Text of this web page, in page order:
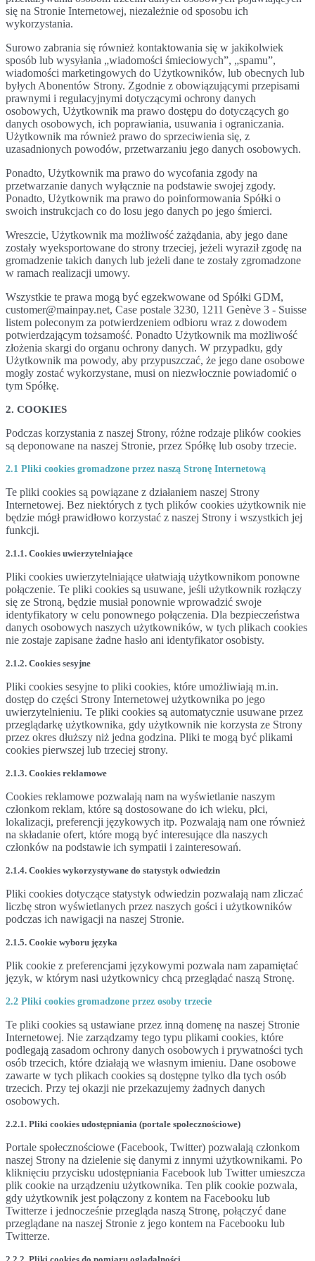
się na Stronie Internetowej, niezależnie od sposobu ich
wykorzystania.
Surowo zabrania się również kontaktowania się w jakikolwiek
sposób lub wysyłania „wiadomości śmieciowych”, „spamu”,
wiadomości marketingowych do Użytkowników, lub obecnych lub
byłych Abonentów Strony. Zgodnie z obowiązującymi przepisami
prawnymi i regulacyjnymi dotyczącymi ochrony danych
osobowych, Użytkownik ma prawo dostępu do dotyczących go
danych osobowych, ich poprawiania, usuwania i ograniczania.
Użytkownik ma również prawo do sprzeciwienia się, z
uzasadnionych powodów, przetwarzaniu jego danych osobowych.
Ponadto, Użytkownik ma prawo do wycofania zgody na
przetwarzanie danych wyłącznie na podstawie swojej zgody.
Ponadto, Użytkownik ma prawo do poinformowania Spółki o
swoich instrukcjach co do losu jego danych po jego śmierci.
Wreszcie, Użytkownik ma możliwość zażądania, aby jego dane
zostały wyeksportowane do strony trzeciej, jeżeli wyraził zgodę na
gromadzenie takich danych lub jeżeli dane te zostały zgromadzone
w ramach realizacji umowy.
Wszystkie te prawa mogą być egzekwowane od Spółki GDM,
customer@mainpay.net, Case postale 3230, 1211 Genève 3 - Suisse
listem poleconym za potwierdzeniem odbioru wraz z dowodem
potwierdzającym tożsamość. Ponadto Użytkownik ma możliwość
złożenia skargi do organu ochrony danych. W przypadku, gdy
Użytkownik ma powody, aby przypuszczać, że jego dane osobowe
mogły zostać wykorzystane, musi on niezwłocznie powiadomić o
tym Spółkę.
2. COOKIES
Podczas korzystania z naszej Strony, różne rodzaje plików cookies
są deponowane na naszej Stronie, przez Spółkę lub osoby trzecie.
2.1 Pliki cookies gromadzone przez naszą Stronę Internetową
Te pliki cookies są powiązane z działaniem naszej Strony
Internetowej. Bez niektórych z tych plików cookies użytkownik nie
będzie mógł prawidłowo korzystać z naszej Strony i wszystkich jej
funkcji.
2.1.1. Cookies uwierzytelniające
Pliki cookies uwierzytelniające ułatwiają użytkownikom ponowne
połączenie. Te pliki cookies są usuwane, jeśli użytkownik rozłączy
się ze Stroną, będzie musiał ponownie wprowadzić swoje
identyfikatory w celu ponownego połączenia. Dla bezpieczeństwa
danych osobowych naszych użytkowników, w tych plikach cookies
nie zostaje zapisane żadne hasło ani identyfikator osobisty.
2.1.2. Cookies sesyjne
Pliki cookies sesyjne to pliki cookies, które umożliwiają m.in.
dostęp do części Strony Internetowej użytkownika po jego
uwierzytelnieniu. Te pliki cookies są automatycznie usuwane przez
przeglądarkę użytkownika, gdy użytkownik nie korzysta ze Strony
przez okres dłuższy niż jedna godzina. Pliki te mogą być plikami
cookies pierwszej lub trzeciej strony.
2.1.3. Cookies reklamowe
Cookies reklamowe pozwalają nam na wyświetlanie naszym
członkom reklam, które są dostosowane do ich wieku, płci,
lokalizacji, preferencji językowych itp. Pozwalają nam one również
na składanie ofert, które mogą być interesujące dla naszych
członków na podstawie ich sympatii i zainteresowań.
2.1.4. Cookies wykorzystywane do statystyk odwiedzin
Pliki cookies dotyczące statystyk odwiedzin pozwalają nam zliczać
liczbę stron wyświetlanych przez naszych gości i użytkowników
podczas ich nawigacji na naszej Stronie.
2.1.5. Cookie wyboru języka
Plik cookie z preferencjami językowymi pozwala nam zapamiętać
język, w którym nasi użytkownicy chcą przeglądać naszą Stronę.
2.2 Pliki cookies gromadzone przez osoby trzecie
Te pliki cookies są ustawiane przez inną domenę na naszej Stronie
Internetowej. Nie zarządzamy tego typu plikami cookies, które
podlegają zasadom ochrony danych osobowych i prywatności tych
osób trzecich, które działają we własnym imieniu. Dane osobowe
zawarte w tych plikach cookies są dostępne tylko dla tych osób
trzecich. Przy tej okazji nie przekazujemy żadnych danych
osobowych.
2.2.1. Pliki cookies udostępniania (portale społecznościowe)
Portale społecznościowe (Facebook, Twitter) pozwalają członkom
naszej Strony na dzielenie się danymi z innymi użytkownikami. Po
kliknięciu przycisku udostępniania Facebook lub Twitter umieszcza
plik cookie na urządzeniu użytkownika. Ten plik cookie pozwala,
gdy użytkownik jest połączony z kontem na Facebooku lub
Twitterze i jednocześnie przegląda naszą Stronę, połączyć dane
przeglądane na naszej Stronie z jego kontem na Facebooku lub
Twitterze.